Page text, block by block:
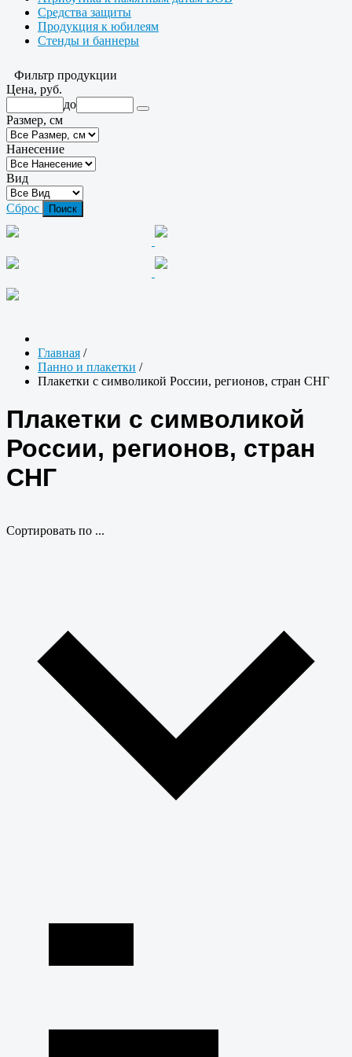
Средства защиты
Продукция к юбилеям
Стенды и баннеры
Фильтр продукции
Цена, руб.
до
Размер, см
Нанесение
Вид
Сброс
Главная /
Панно и плакетки /
Плакетки с символикой России, регионов, стран СНГ
Плакетки с символикой
России, регионов, стран
СНГ
Сортировать по ...